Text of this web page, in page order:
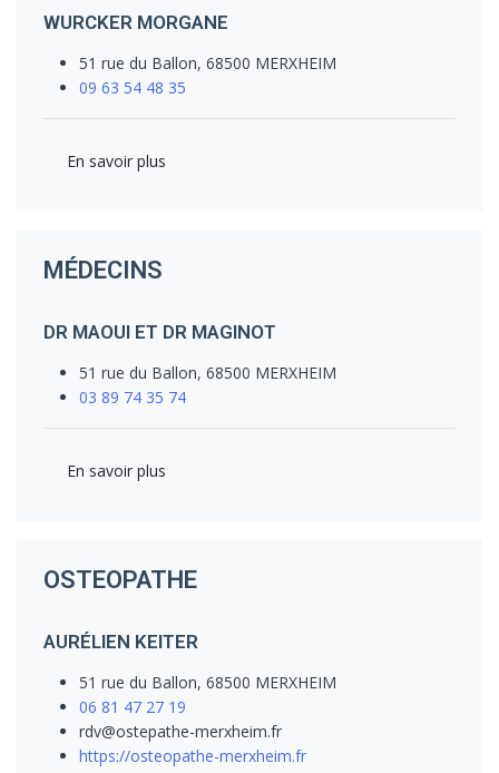
WURCKER MORGANE
51 rue du Ballon, 68500 MERXHEIM
09 63 54 48 35
En savoir plus
MÉDECINS
DR MAOUI ET DR MAGINOT
51 rue du Ballon, 68500 MERXHEIM
03 89 74 35 74
En savoir plus
OSTEOPATHE
AURÉLIEN KEITER
51 rue du Ballon, 68500 MERXHEIM
06 81 47 27 19
rdv@ostepathe-merxheim.fr
https://osteopathe-merxheim.fr